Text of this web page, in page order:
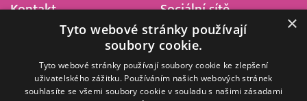
Kontakt
Barrandov Televizní Studio,
Kříženeckého nám. 322
152 00 Praha 5
IČ 416 93 311
Sociální sítě
×
Tyto webové stránky používají
soubory cookie.
Tyto webové stránky používají soubory cookie ke zlepšení
uživatelského zážitku. Používáním našich webových stránek
souhlasíte se všemi soubory cookie v souladu s našimi zásadami